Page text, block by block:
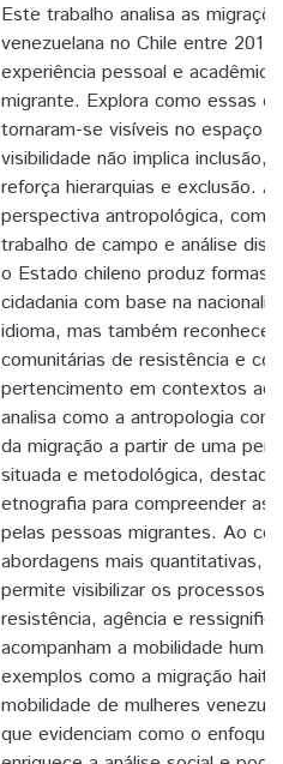
Este trabalho analisa as
venezuelana no Chile entre
experiência pessoal e
migrante. Explora como essas
tornaram-se visíveis no espaço
visibilidade não implica inclusão,
reforça hierarquias e exclusão.
perspectiva antropológica,
trabalho de campo e análise
o Estado chileno produz formas
cidadania com base na
idioma, mas também reconhece
comunitárias de resistência e
pertencimento em contextos
analisa como a antropologia
da migração a partir de uma
situada e metodológica,
etnografia para compreender as
pelas pessoas migrantes. Ao
abordagens mais quantitativas,
permite visibilizar os processos
resistência, agência e
acompanham a mobilidade
exemplos como a migração
mobilidade de mulheres
que evidenciam como o